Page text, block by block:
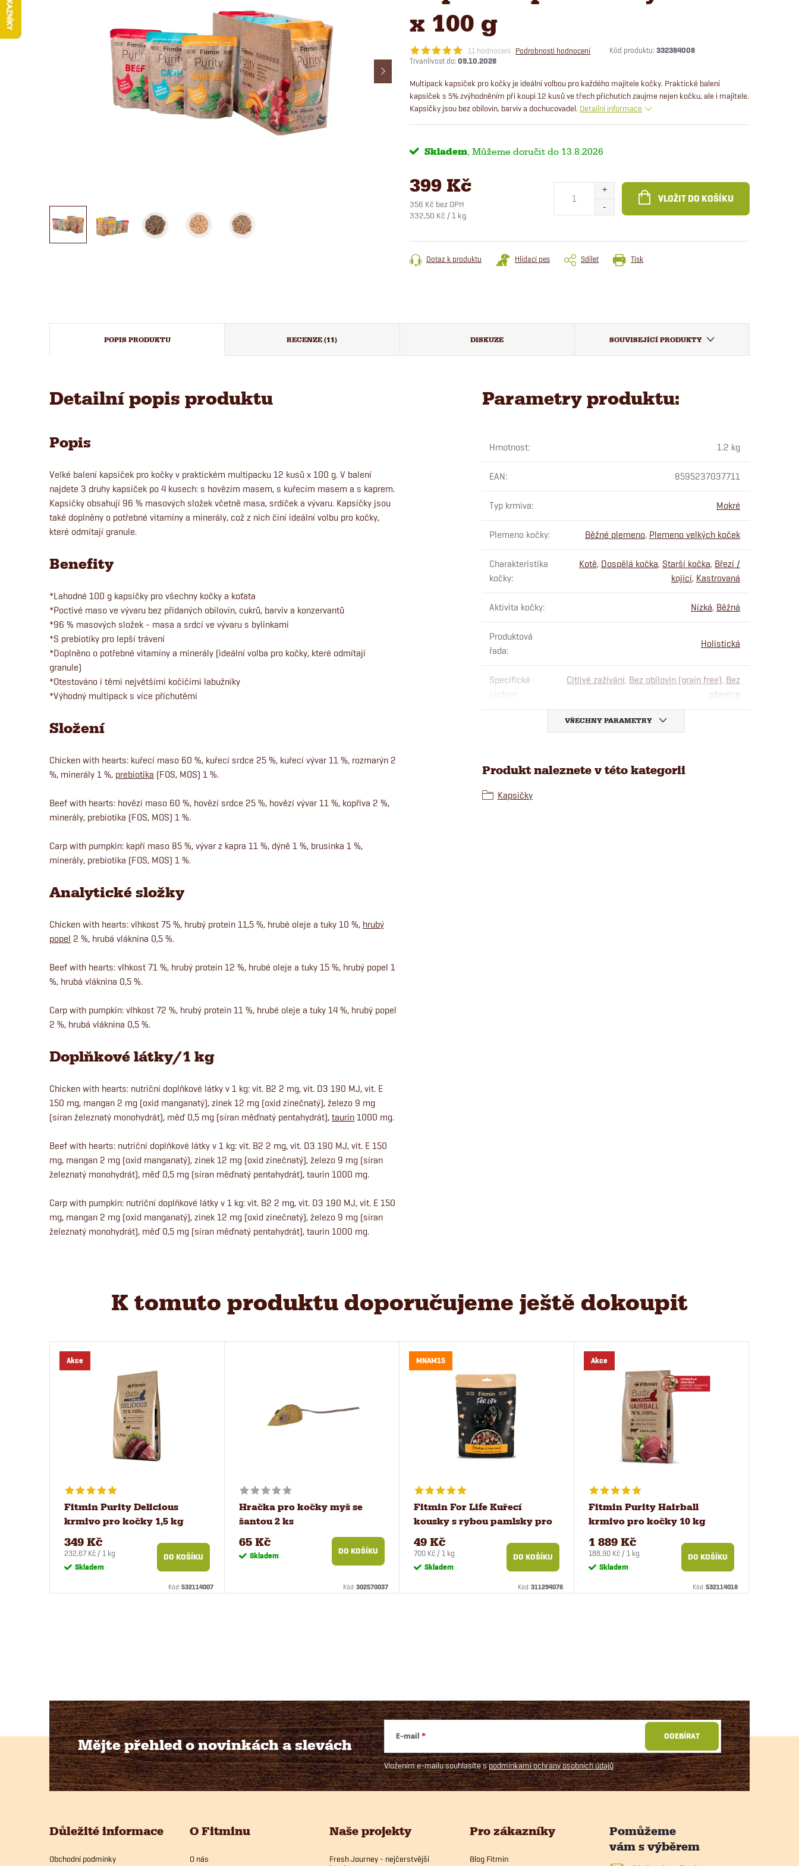
x 100 g
11 hodnocení Podrobnosti hodnocení Kód produktu: 332384008
09.10.2028
Multipack kapsiček pro kočky je ideální volbou pro každého majitele kočky. Praktické balení
kapsiček s 5% zvýhodněním při koupi 12 kusů ve třech příchutích zaujme nejen kočku, ale i majitele.
Kapsičky jsou bez obilovin, barviv a dochucovadel. Detailní informace
Skladem 13.8.2026
399 Kč
356 Kč bez DPH
Měrná
332,50 Kč / 1 kg
VLOŽIT DO KOŠÍKU
Tisk
Dotaz k produktu Hlídací pes Sdílet
POPIS PRODUKTU RECENZE (11) DISKUZE SOUVISEJÍCÍ PRODUKTY
Detailní popis produktu
Popis
Velké balení kapsiček pro kočky v praktickém multipacku 12 kusů x 100 g. V balení
najdete 3 druhy kapsiček po 4 kusech: s hovězím masem, s kuřecím masem a s kaprem.
Kapsičky obsahují 96 % masových složek včetně masa, srdíček a vývaru. Kapsičky jsou
také doplněny o potřebné vitamíny a minerály, což z nich činí ideální volbu pro kočky,
které odmítají granule.
Benefity
*Lahodné 100 g kapsičky pro všechny kočky a koťata
*Poctivé maso ve vývaru bez přidaných obilovin, cukrů, barviv a konzervantů
*96 % masových složek - masa a srdcí ve vývaru s bylinkami
*S prebiotiky pro lepší trávení
*Doplněno o potřebné vitamíny a minerály (ideální volba pro kočky, které odmítají
granule)
*Otestováno i těmi největšími kočičími labužníky
*Výhodný multipack s více příchutěmi
Složení
Chicken with hearts: kuřecí maso 60 %, kuřecí srdce 25 %, kuřecí vývar 11 %, rozmarýn 2
%, minerály 1 %, prebiotika (FOS, MOS) 1 %.
Beef with hearts: hovězí maso 60 %, hovězí srdce 25 %, hovězí vývar 11 %, kopřiva 2 %,
minerály, prebiotika (FOS, MOS) 1 %.
Carp with pumpkin: kapří maso 85 %, vývar z kapra 11 %, dýně 1 %, brusinka 1 %,
minerály, prebiotika (FOS, MOS) 1 %.
Analytické složky
Chicken with hearts: vlhkost 75 %, hrubý protein 11,5 %, hrubé oleje a tuky 10 %, hrubý
popel 2 %, hrubá vláknina 0,5 %.
Beef with hearts: vlhkost 71 %, hrubý protein 12 %, hrubé oleje a tuky 15 %, hrubý popel 1
%, hrubá vláknina 0,5 %.
Carp with pumpkin: vlhkost 72 %, hrubý protein 11 %, hrubé oleje a tuky 14 %, hrubý popel
2 %, hrubá vláknina 0,5 %.
Doplňkové látky/1 kg
Chicken with hearts: nutriční doplňkové látky v 1 kg: vit. B2 2 mg, vit. D3 190 MJ, vit. E
150 mg, mangan 2 mg (oxid manganatý), zinek 12 mg (oxid zinečnatý), železo 9 mg
(síran železnatý monohydrát), měď 0,5 mg (síran měďnatý pentahydrát), taurin 1000 mg.
Beef with hearts: nutriční doplňkové látky v 1 kg: vit. B2 2 mg, vit. D3 190 MJ, vit. E 150
mg, mangan 2 mg (oxid manganatý), zinek 12 mg (oxid zinečnatý), železo 9 mg (síran
železnatý monohydrát), měď 0,5 mg (síran měďnatý pentahydrát), taurin 1000 mg.
Carp with pumpkin: nutriční doplňkové látky v 1 kg: vit. B2 2 mg, vit. D3 190 MJ, vit. E 150
mg, mangan 2 mg (oxid manganatý), zinek 12 mg (oxid zinečnatý), železo 9 mg (síran
železnatý monohydrát), měď 0,5 mg (síran měďnatý pentahydrát), taurin 1000 mg.
Parametry produktu:
Hmotnost: 1.2 kg
EAN: 8595237037711
Typ krmiva: Mokré
Plemeno kočky: Běžné plemeno, Plemeno velkých koček
Charakteristika
kočky:
Kotě, Dospělá kočka, Starší kočka, Březí /
kojící, Kastrovaná
Aktivita kočky: Nízká, Běžná
Produktová
řada:
Holistická
Specifické
složení
Citlivé zažívání, Bez obilovin (grain free), Bez
pšenice
VŠECHNY PARAMETRY
Produkt naleznete v této kategorii
Kapsičky
K tomuto produktu doporučujeme ještě dokoupit
Akce
Fitmin Purity Delicious
krmivo pro kočky 1,5 kg
349 Kč
Měrná
cena:
232,67 Kč / 1 kg
Skladem
DO KOŠÍKU
Kód:532114007
Hračka pro kočky myš se
šantou 2 ks
65 Kč
Skladem DO KOŠÍKU
Kód:302570037
MNAM15
Fitmin For Life Kuřecí
kousky s rybou pamlsky pro
psy a kočky 70 g
49 Kč
Měrná
cena:
700 Kč / 1 kg
Skladem
DO KOŠÍKU
Kód:311294076
Akce
Fitmin Purity Hairball
krmivo pro kočky 10 kg
1 889 Kč
Měrná
cena:
188,90 Kč / 1 kg
Skladem
DO KOŠÍKU
Kód:532114018
Mějte přehled o novinkácha slevách
E-mail
Vložením e-mailu souhlasíte spodmínkami ochrany osobních údajů
ODEBÍRAT
Důležité informace
Obchodní podmínky
O Fitminu
O nás
Naše projekty
Fresh Journey - nejčerstvější
Pro zákazníky
Blog Fitmin